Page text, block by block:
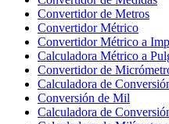
Convertidor de Metros
Convertidor Métrico
Convertidor Métrico a
Calculadora Métrico a
Convertidor de
Calculadora de
Conversión de Mil
Calculadora de